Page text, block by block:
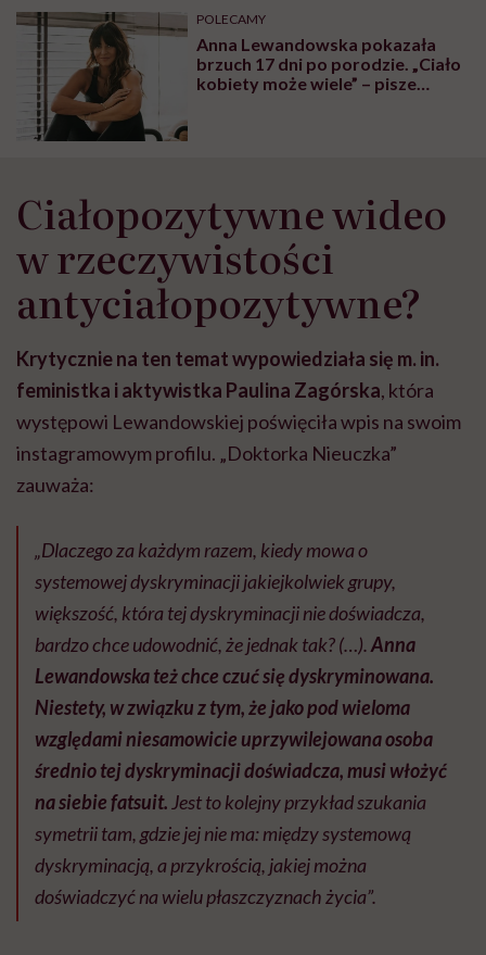
może chyba tylko
głupota i brak
wyobraźni"
pracy
POLECAMY
Anna Lewandowska pokazała
brzuch 17 dni po porodzie. „Ciało
kobiety może wiele” – pisze
Ciałopozytywne wideo
w rzeczywistości
antyciałopozytywne?
Krytycznie na ten temat wypowiedziała się m. in.
feministka i aktywistka Paulina Zagórska, która
występowi Lewandowskiej poświęciła wpis na swoim
instagramowym profilu. „Doktorka Nieuczka”
zauważa:
„Dlaczego za każdym razem, kiedy mowa o
systemowej dyskryminacji jakiejkolwiek grupy,
większość, która tej dyskryminacji nie doświadcza,
bardzo chce udowodnić, że jednak tak? (…).Anna
Lewandowska też chce czuć się dyskryminowana.
Niestety, w związku z tym, że jako pod wieloma
względami niesamowicie uprzywilejowana osoba
średnio tej dyskryminacji doświadcza, musi włożyć
na siebie fatsuit. Jest to kolejny przykład szukania
symetrii tam, gdzie jej nie ma: między systemową
dyskryminacją, a przykrością, jakiej można
doświadczyć na wielu płaszczyznach życia”.